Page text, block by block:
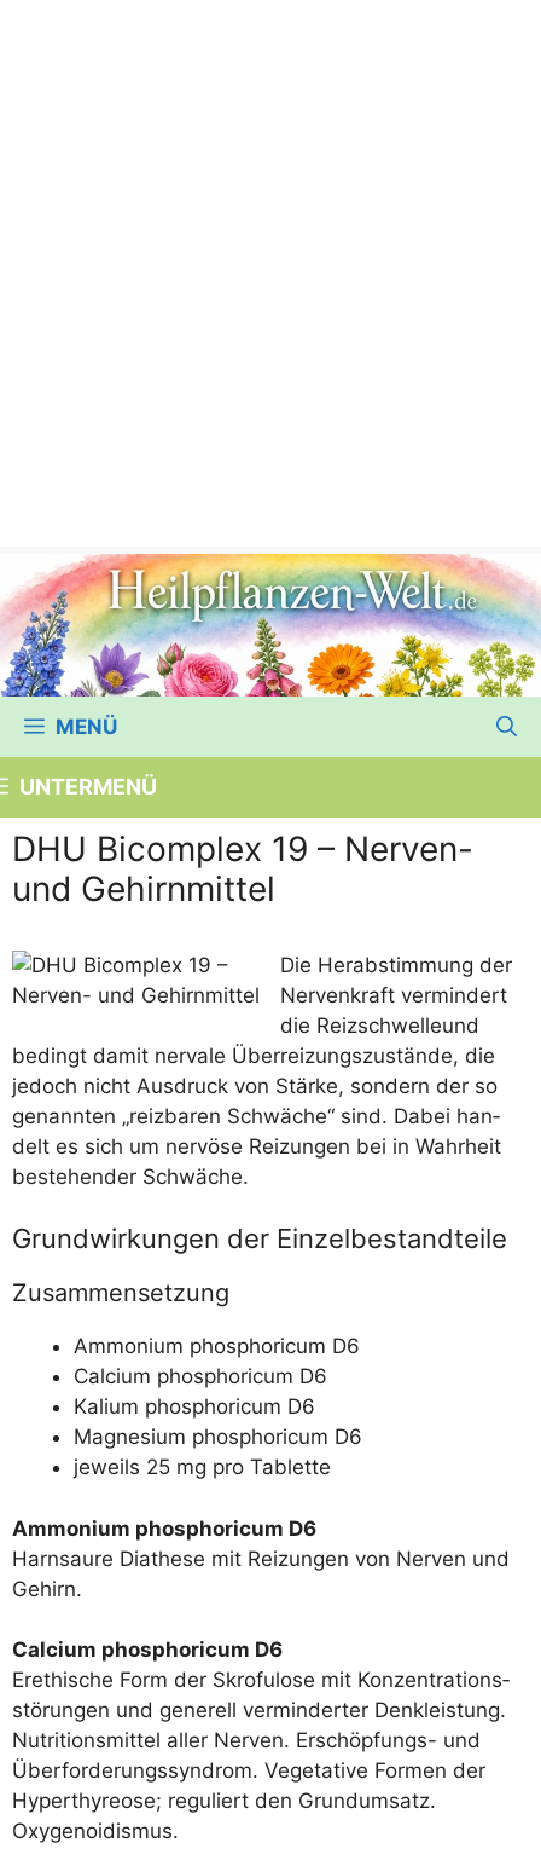
MENÜ
UNTERMENÜ
DHU Bicomplex 19 – Nerven-
und Gehirnmittel
Die Her­ab­stim­mung der
Ner­ven­kraft ver­min­dert
die Reiz­schwel­leund
bedingt damit ner­va­le Über­rei­zungs­zu­stän­de, die
jedoch nicht Aus­druck von Stär­ke, son­dern der so
genann­ten „reiz­ba­ren Schwä­che“ sind. Dabei han­
delt es sich um ner­vö­se Rei­zun­gen bei in Wahr­heit
bestehen­der Schwäche.
Grundwirkungen der Einzelbestandteile
Zusammensetzung
Ammo­ni­um phos­pho­ri­cum D6
Cal­ci­um phos­pho­ri­cum D6
Kali­um phos­pho­ri­cum D6
Magne­si­um phos­pho­ri­cum D6
jeweils 25 mg pro Tablette
Ammo­ni­um phos­pho­ri­cum D6
Harn­saure Dia­the­se mit Rei­zun­gen von Ner­ven und
Gehirn.
Cal­ci­um phos­pho­ri­cum D6
Erethi­sche Form der Skrofu­lo­se mit Kon­zen­tra­ti­ons­
stö­run­gen und gene­rell ver­min­der­ter Denk­leis­tung.
Nut­ri­ti­ons­mit­tel aller Ner­ven. Erschöp­fungs- und
Über­for­de­rungs­syn­drom. Vege­ta­ti­ve For­men der
Hyper­thy­reo­se; regu­liert den Grund­um­satz.
Oxygenoidismus.